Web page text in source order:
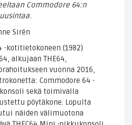
Commodore 64:n
Sirén
-kotitietokoneen (1982)
alkujaan THE64,
vuonna 2016,
Commodore 64 -
sekä toimivalla
pöytäkone. Lopulta
näiden välimuotona